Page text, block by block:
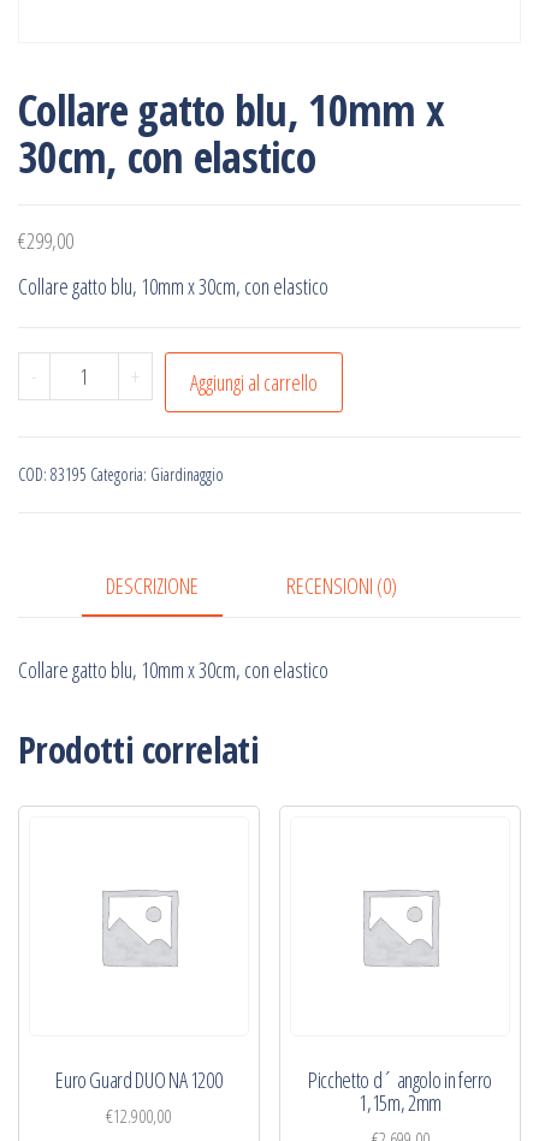
Collare gatto blu, 10mm x
30cm, con elastico
€299,00
Collare gatto blu, 10mm x 30cm, con elastico
-
Collare
gatto
10mm
elastico
+ Aggiungi al carrello
COD: 83195 Categoria: Giardinaggio
DESCRIZIONE RECENSIONI (0)
Collare gatto blu, 10mm x 30cm, con elastico
Prodotti correlati
Euro Guard DUO NA 1200
€12.900,00
Picchetto d´ angolo in ferro
1,15m, 2mm